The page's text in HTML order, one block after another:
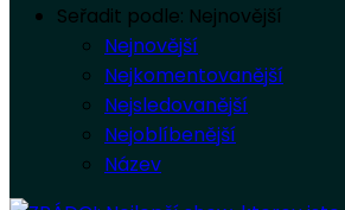
Seřadit podle: Nejnovější
Nejnovější
Nejkomentovanější
Nejsledovanější
Nejoblíbenější
Název